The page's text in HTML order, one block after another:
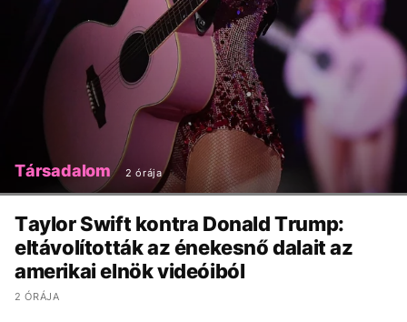
Társadalom 2 órája
Taylor Swift kontra Donald Trump:
eltávolították az énekesnő dalait az
amerikai elnök videóiból
2 ÓRÁJA